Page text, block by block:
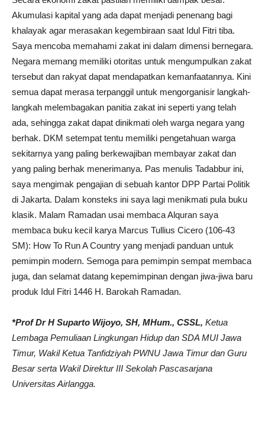
Akumulasi kapital yang ada dapat menjadi penenang bagi
khalayak agar merasakan kegembiraan saat Idul Fitri tiba.
Saya mencoba memahami zakat ini dalam dimensi bernegara.
Negara memang memiliki otoritas untuk mengumpulkan zakat
tersebut dan rakyat dapat mendapatkan kemanfaatannya. Kini
semua dapat merasa terpanggil untuk mengorganisir langkah-
langkah melembagakan panitia zakat ini seperti yang telah
ada, sehingga zakat dapat dinikmati oleh warga negara yang
berhak. DKM setempat tentu memiliki pengetahuan warga
sekitarnya yang paling berkewajiban membayar zakat dan
yang paling berhak menerimanya. Pas menulis Tadabbur ini,
saya mengimak pengajian di sebuah kantor DPP Partai Politik
di Jakarta. Dalam konsteks ini saya lagi menikmati pula buku
klasik. Malam Ramadan usai membaca Alquran saya
membaca buku kecil karya Marcus Tullius Cicero (106-43
SM): How To Run A Country yang menjadi panduan untuk
pemimpin modern. Semoga para pemimpin sempat membaca
juga, dan selamat datang kepemimpinan dengan jiwa-jiwa baru
produk Idul Fitri 1446 H. Barokah Ramadan.
*Prof Dr H Suparto Wijoyo, SH, MHum., CSSL, Ketua
Lembaga Pemuliaan Lingkungan Hidup dan SDA MUI Jawa
Timur, Wakil Ketua Tanfidziyah PWNU Jawa Timur dan Guru
Besar serta Wakil Direktur III Sekolah Pascasarjana
Universitas Airlangga.